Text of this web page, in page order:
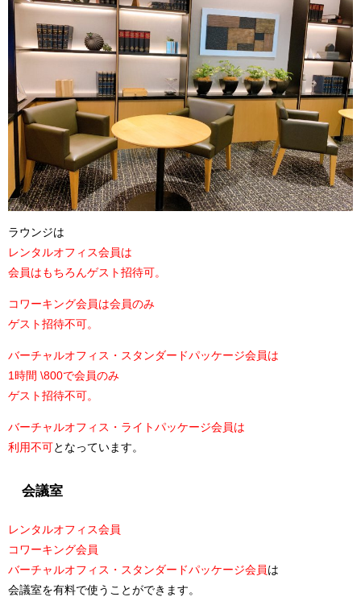
ラウンジは
レンタルオフィス会員は
会員はもちろんゲスト招待可。
コワーキング会員は会員のみ
ゲスト招待不可。
バーチャルオフィス・スタンダードパッケージ会員は
1時間 \800で会員のみ
ゲスト招待不可。
バーチャルオフィス・ライトパッケージ会員は
利用不可となっています。
会議室
レンタルオフィス会員
コワーキング会員
バーチャルオフィス・スタンダードパッケージ会員 は
会議室を有料で使うことができます。